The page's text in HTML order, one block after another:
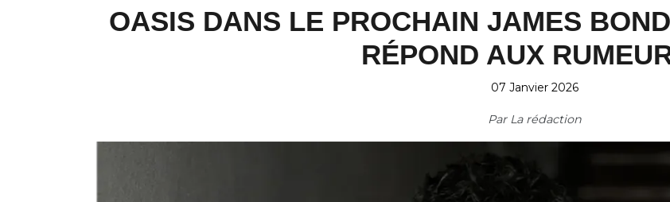
OASIS DANS LE PROCHAIN JAMES
RÉPOND AUX
07 Janvier 2026
Par La rédaction